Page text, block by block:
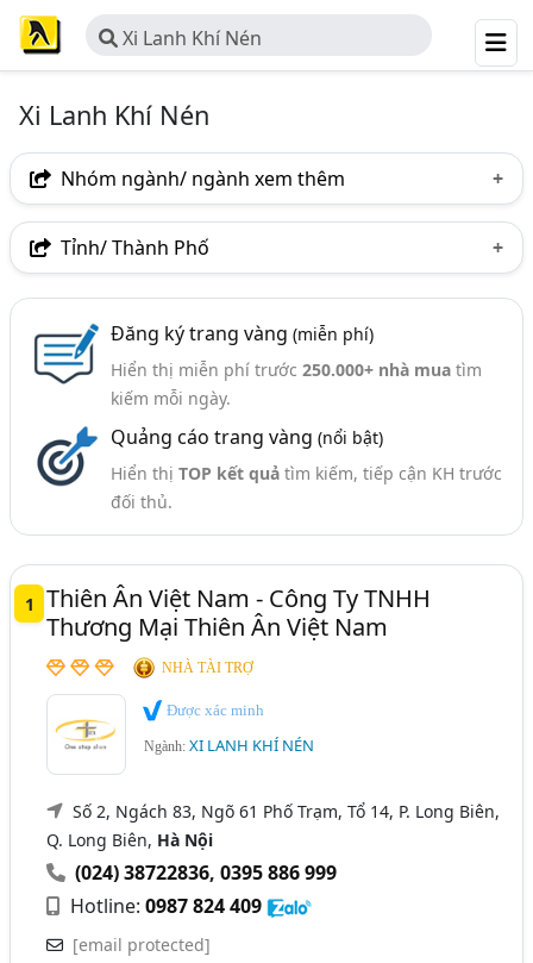
Xi Lanh Khí Nén
Xi Lanh Khí Nén
Nhóm ngành/ ngành xem thêm
Ngành nghề
Ngành xem thêm
Khí Nén - Thiết Bị Khí Nén (352)
Tỉnh/ Thành Phố
Bình Dương
Tp. Đà Nẵng
TP. Hải Phòng
TP. Cần Thơ
Bắc Giang
Hải Dương Long An
Đăng ký trang vàng (miễn phí)
Hiển thị miễn phí trước 250.000+ nhà muatìm
kiếm mỗi ngày.
Quảng cáo trang vàng (nổi bật)
Hiển thị TOP kết quảtìm kiếm, tiếp cận KH trước
đối thủ.
1
Thiên Ân Việt Nam - Công Ty TNHH
Thương Mại Thiên Ân Việt Nam
NHÀ TÀI TRỢ
Được xác minh
Ngành:XI LANH KHÍ NÉN
Số 2, Ngách 83, Ngõ 61 Phố Trạm, Tổ 14, P. Long Biên,
Q. Long Biên, Hà Nội
(024) 38722836,0395 886 999
Hotline:0987 824 409
[email protected]